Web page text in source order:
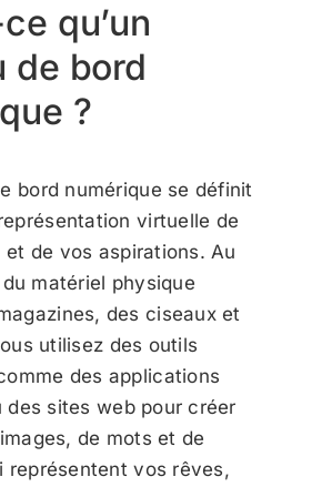
qu’un
de bord
?
bord numérique se définit
virtuelle de
de vos aspirations. Au
du matériel physique
des ciseaux et
utilisez des outils
des applications
des sites web pour créer
de mots et de
représentent vos rêves,